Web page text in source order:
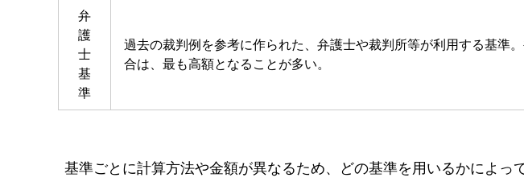
弁
護
士
基
準
過去の裁判例を参考に作られた、弁護士や裁判所等が利用する基準
合は、最も高額となることが多い。
基準ごとに計算方法や金額が異なるため、どの基準を用いるかによっ